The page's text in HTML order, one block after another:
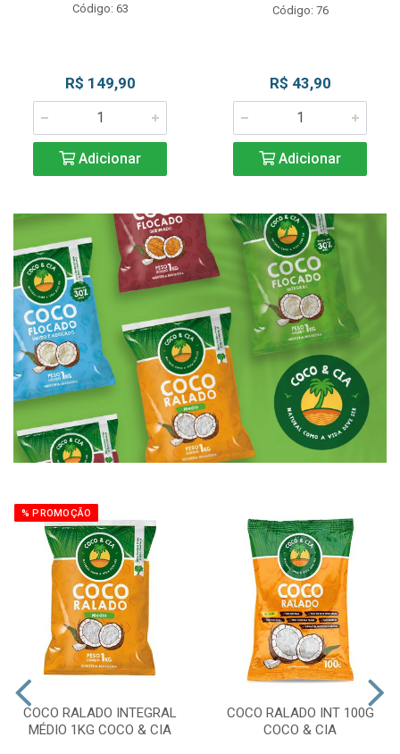
Código: 63
R$ 149,90
Adicionar
Código: 76
R$ 43,90
Adicionar
% PROMOÇÃO
COCO RALADO INTEGRAL
MÉDIO 1KG COCO & CIA
COCO RALADO INT 100G
COCO & CIA